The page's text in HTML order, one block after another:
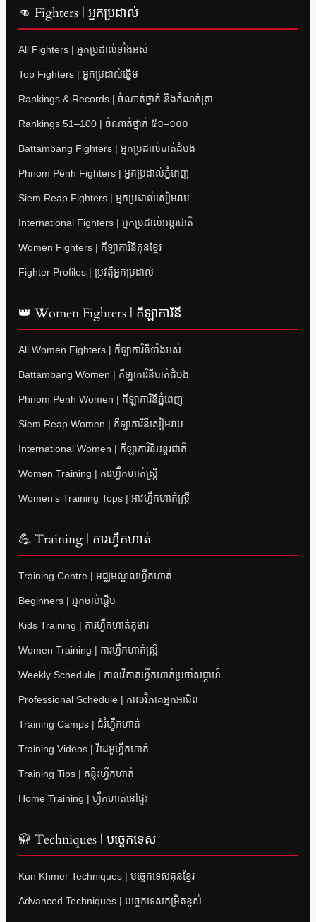
👊 Fighters | អ្នកប្រដាល់
All Fighters | អ្នកប្រដាល់ទាំងអស់
Top Fighters | អ្នកប្រដាល់ឆ្នើម
Rankings & Records | ចំណាត់ថ្នាក់ និងកំណត់ត្រា
Rankings 51–100 | ចំណាត់ថ្នាក់ ៥១–១០០
Battambang Fighters | អ្នកប្រដាល់បាត់ដំបង
Phnom Penh Fighters | អ្នកប្រដាល់ភ្នំពេញ
Siem Reap Fighters | អ្នកប្រដាល់សៀមរាប
International Fighters | អ្នកប្រដាល់អន្តរជាតិ
Women Fighters | កីឡាការិនីគុនខ្មែរ
Fighter Profiles | ប្រវត្តិអ្នកប្រដាល់
👑 Women Fighters | កីឡាការិនី
All Women Fighters | កីឡាការិនីទាំងអស់
Battambang Women | កីឡាការិនីបាត់ដំបង
Phnom Penh Women | កីឡាការិនីភ្នំពេញ
Siem Reap Women | កីឡាការិនីសៀមរាប
International Women | កីឡាការិនីអន្តរជាតិ
Women Training | ការហ្វឹកហាត់ស្ត្រី
Women’s Training Tops | អាវហ្វឹកហាត់ស្ត្រី
💪 Training | ការហ្វឹកហាត់
Training Centre | មជ្ឈមណ្ឌលហ្វឹកហាត់
Beginners | អ្នកចាប់ផ្តើម
Kids Training | ការហ្វឹកហាត់កុមារ
Women Training | ការហ្វឹកហាត់ស្ត្រី
Weekly Schedule | កាលវិភាគហ្វឹកហាត់ប្រចាំសប្តាហ៍
Professional Schedule | កាលវិភាគអ្នកអាជីព
Training Camps | ជំរំហ្វឹកហាត់
Training Videos | វីដេអូហ្វឹកហាត់
Training Tips | គន្លឹះហ្វឹកហាត់
Home Training | ហ្វឹកហាត់នៅផ្ទះ
🥋 Techniques | បច្ចេកទេស
Kun Khmer Techniques | បច្ចេកទេសគុនខ្មែរ
Advanced Techniques | បច្ចេកទេសកម្រិតខ្ពស់